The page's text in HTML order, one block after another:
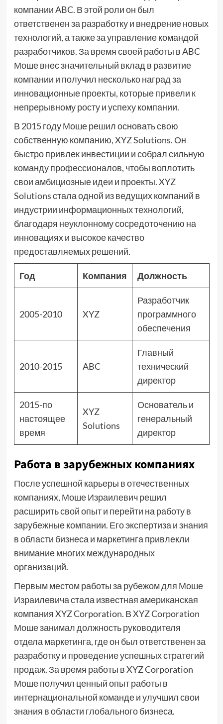
компании ABC. В этой роли он был
ответственен за разработку и внедрение новых
технологий, а также за управление командой
разработчиков. За время своей работы в ABC
Моше внес значительный вклад в развитие
компании и получил несколько наград за
инновационные проекты, которые привели к
непрерывному росту и успеху компании.
В 2015 году Моше решил основать свою
собственную компанию, XYZ Solutions. Он
быстро привлек инвестиции и собрал сильную
команду профессионалов, чтобы воплотить
свои амбициозные идеи и проекты. XYZ
Solutions стала одной из ведущих компаний в
индустрии информационных технологий,
благодаря неуклонному сосредоточению на
инновациях и высокое качество
предоставляемых решений.
Год Компания Должность
2005-2010 XYZ
Разработчик
программного
обеспечения
2010-2015 ABC
Главный
технический
директор
2015-по
настоящее
время
XYZ
Solutions
Основатель и
генеральный
директор
Работа в зарубежных компаниях
После успешной карьеры в отечественных
компаниях, Моше Израилевич решил
расширить свой опыт и перейти на работу в
зарубежные компании. Его экспертиза и знания
в области бизнеса и маркетинга привлекли
внимание многих международных
организаций.
Первым местом работы за рубежом для Моше
Израилевича стала известная американская
компания XYZ Corporation. В XYZ Corporation
Моше занимал должность руководителя
отдела маркетинга, где он был ответственен за
разработку и проведение успешных стратегий
продаж. За время работы в XYZ Corporation
Моше получил ценный опыт работы в
интернациональной команде и улучшил свои
знания в области глобального бизнеса.